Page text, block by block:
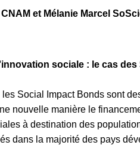
et Mélanie Marcel
sociale : le cas des
Social Impact Bonds sont
nouvelle manière le
à destination des
dans la majorité des pays